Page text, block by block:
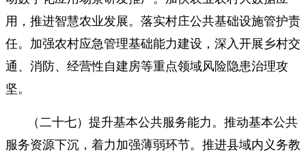
用，推进智慧农业发展。落实村庄公共基础设施管护责
任。加强农村应急管理基础能力建设，深入开展乡村交
通、消防、经营性自建房等重点领域风险隐患治理攻
坚。
（二十七）提升基本公共服务能力。推动基本公共
服务资源下沉，着力加强薄弱环节。推进县域内义务教